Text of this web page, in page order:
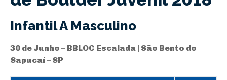
Infantil A Masculino
30 de Junho – BBLOC Escalada | São Bento do
Sapucaí – SP